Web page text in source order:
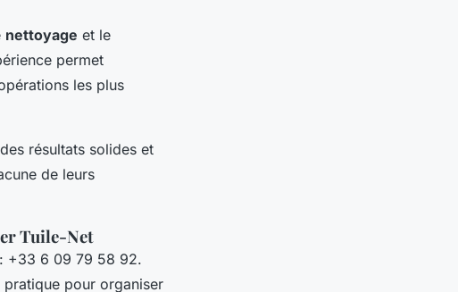
nettoyage et le
permet
les plus
résultats solides et
de leurs
Tuile-Net
+33 6 09 79 58 92.
pour organiser